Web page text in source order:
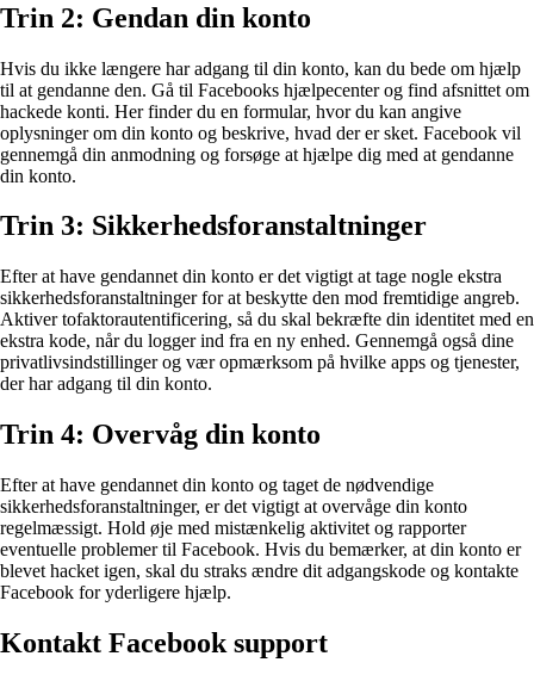
Trin 2: Gendan din konto
Hvis du ikke længere har adgang til din konto, kan du bede om hjælp
til at gendanne den. Gå til Facebooks hjælpecenter og find afsnittet om
hackede konti. Her finder du en formular, hvor du kan angive
oplysninger om din konto og beskrive, hvad der er sket. Facebook vil
gennemgå din anmodning og forsøge at hjælpe dig med at gendanne
din konto.
Trin 3: Sikkerhedsforanstaltninger
Efter at have gendannet din konto er det vigtigt at tage nogle ekstra
sikkerhedsforanstaltninger for at beskytte den mod fremtidige angreb.
Aktiver tofaktorautentificering, så du skal bekræfte din identitet med en
ekstra kode, når du logger ind fra en ny enhed. Gennemgå også dine
privatlivsindstillinger og vær opmærksom på hvilke apps og tjenester,
der har adgang til din konto.
Trin 4: Overvåg din konto
Efter at have gendannet din konto og taget de nødvendige
sikkerhedsforanstaltninger, er det vigtigt at overvåge din konto
regelmæssigt. Hold øje med mistænkelig aktivitet og rapporter
eventuelle problemer til Facebook. Hvis du bemærker, at din konto er
blevet hacket igen, skal du straks ændre dit adgangskode og kontakte
Facebook for yderligere hjælp.
Kontakt Facebook support